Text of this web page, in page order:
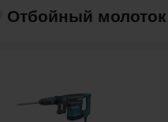
Отбойный молоток